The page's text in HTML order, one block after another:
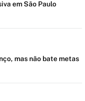
em São Paulo
mas não bate metas